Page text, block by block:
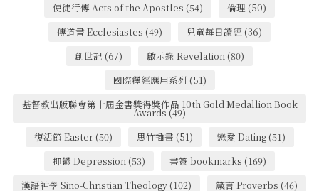
使徒行傳 Acts of the Apostles (54) 倫理 (50)
傳道書 Ecclesiastes (49) 兒童每日讀經 (36)
創世記 (67) 啟示錄 Revelation (80)
國際釋經應用系列 (51)
基督教出版聯會第十屆金書獎得獎作品 10th Gold Medallion Book
Awards (49)
復活節 Easter (50) 思竹插畫 (51) 戀愛 Dating (51)
抑鬱 Depression (53) 書簽 bookmarks (169)
漢語神學 Sino-Christian Theology (102) 箴言 Proverbs (46)